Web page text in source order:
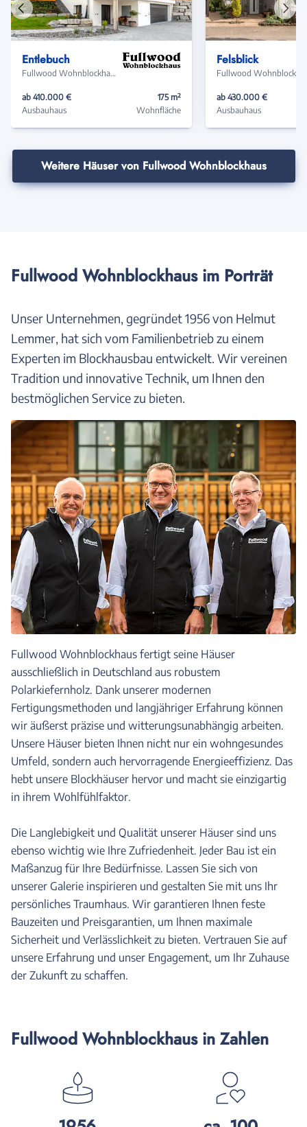
Entlebuch
Fullwood Wohnblockhaus
ab 410.000 €
Ausbauhaus
175 m²
Wohnfläche
Felsblick
ab 430.000 €
Ausbauhaus
Vorheriges
Haus
Haus
Weitere Häuser von Fullwood Wohnblockhaus
Fullwood Wohnblockhaus im Porträt
Unser Unternehmen, gegründet 1956 von Helmut
Lemmer, hat sich vom Familienbetrieb zu einem
Experten im Blockhausbau entwickelt. Wir vereinen
Tradition und innovative Technik, um Ihnen den
bestmöglichen Service zu bieten.
Fullwood Wohnblockhaus fertigt seine Häuser
ausschließlich in Deutschland aus robustem
Polarkiefernholz. Dank unserer modernen
Fertigungsmethoden und langjähriger Erfahrung können
wir äußerst präzise und witterungsunabhängig arbeiten.
Unsere Häuser bieten Ihnen nicht nur ein wohngesundes
Umfeld, sondern auch hervorragende Energieeffizienz. Das
hebt unsere Blockhäuser hervor und macht sie einzigartig
in ihrem Wohlfühlfaktor.
Die Langlebigkeit und Qualität unserer Häuser sind uns
ebenso wichtig wie Ihre Zufriedenheit. Jeder Bau ist ein
Maßanzug für Ihre Bedürfnisse. Lassen Sie sich von
unserer Galerie inspirieren und gestalten Sie mit uns Ihr
persönliches Traumhaus. Wir garantieren Ihnen feste
Bauzeiten und Preisgarantien, um Ihnen maximale
Sicherheit und Verlässlichkeit zu bieten. Vertrauen Sie auf
unsere Erfahrung und unser Engagement, um Ihr Zuhause
der Zukunft zu schaffen.
Fullwood Wohnblockhaus in Zahlen